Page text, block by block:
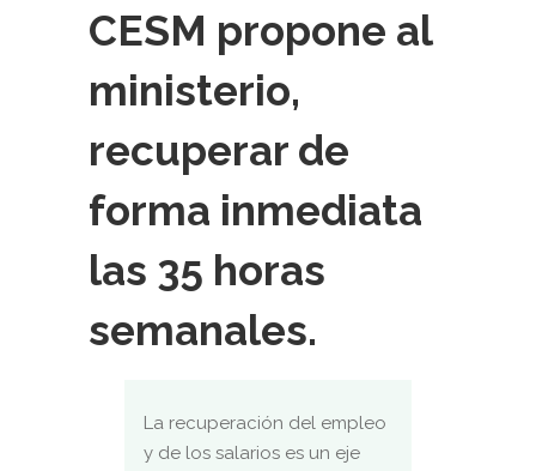
CESM propone al
ministerio,
recuperar de
forma inmediata
las 35 horas
semanales.
La recuperación del empleo
y de los salarios es un eje